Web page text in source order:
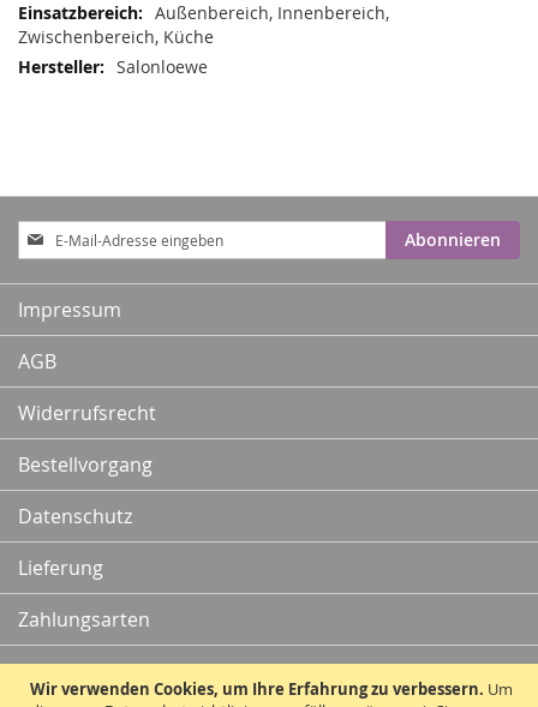
Wir verwenden Cookies, um Ihre Erfahrung zu verbessern. Um
Außenbereich, Innenbereich,
Zwischenbereich, Küche
Salonloewe
Anmeldung
zum
Newsletter:
Abonnieren
Impressum
AGB
Widerrufsrecht
Bestellvorgang
Datenschutz
Lieferung
Zahlungsarten
Kontakt